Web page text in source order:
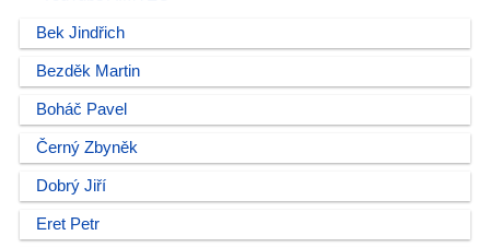
Bek Jindřich
Bezděk Martin
Boháč Pavel
Černý Zbyněk
Dobrý Jiří
Eret Petr